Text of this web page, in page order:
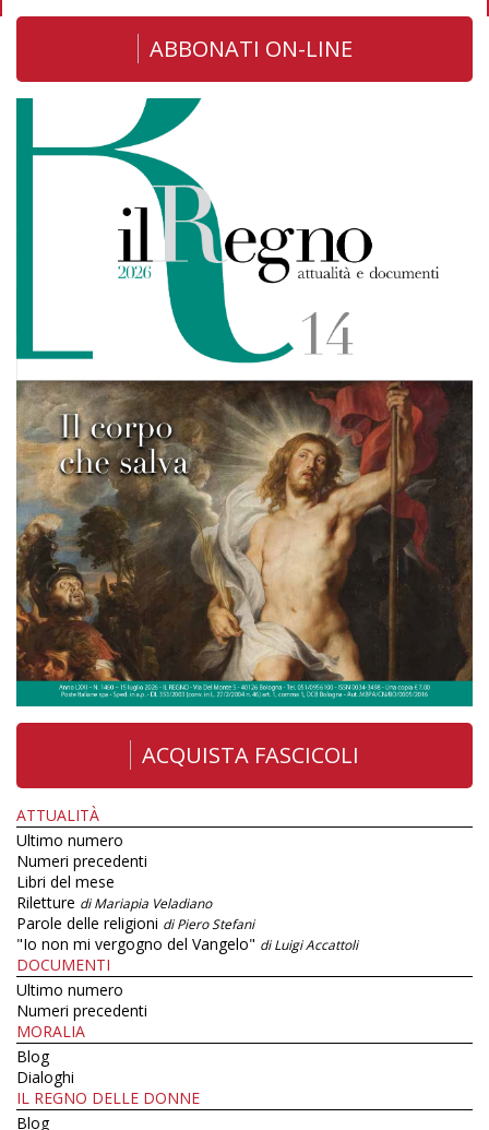
ABBONATI ON-LINE
ACQUISTA FASCICOLI
ATTUALITÀ
Ultimo numero
Numeri precedenti
Libri del mese
Riletture di Mariapia Veladiano
Parole delle religioni di Piero Stefani
"Io non mi vergogno del Vangelo" di Luigi Accattoli
DOCUMENTI
Ultimo numero
Numeri precedenti
MORALIA
Blog
Dialoghi
IL REGNO DELLE DONNE
Blog